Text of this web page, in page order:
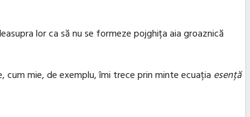
lor ca să nu se formeze pojghița aia groaznică
mie, de exemplu, îmi trece prin minte ecuația esență